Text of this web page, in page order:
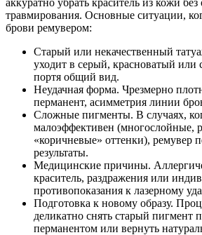
травмирования. Основные ситуации,
брови ремувером:
Старый или некачественный
уходит в серый, красноватый или
портя общий вид.
Неудачная форма. Чрезмерно
перманент, асимметрия линии
Сложные пигменты. В случаях,
малоэффективен (многослойные,
«коричневые» оттенки), ремувер
результаты.
Медицинские причины.
краситель, раздражения или
противопоказания к лазерному
Подготовка к новому образу.
деликатно снять старый пигмент
перманентом или вернуть